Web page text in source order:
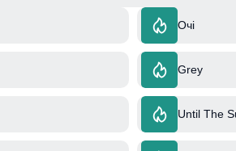
Очі
Grey
Until The